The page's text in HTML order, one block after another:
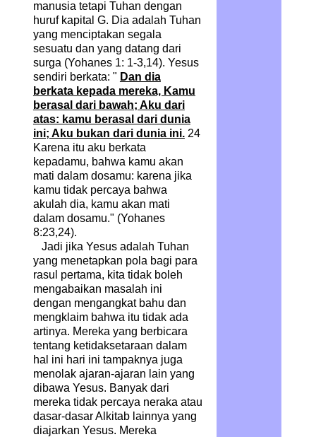
manusia tetapi Tuhan dengan
huruf kapital G. Dia adalah Tuhan
yang menciptakan segala
sesuatu dan yang datang dari
surga (Yohanes 1: 1-3,14). Yesus
sendiri berkata: " Dan dia
berkata kepada mereka, Kamu
berasal dari bawah; Aku dari
atas: kamu berasal dari dunia
ini; Aku bukan dari dunia ini.24
Karena itu aku berkata
kepadamu, bahwa kamu akan
mati dalam dosamu: karena jika
kamu tidak percaya bahwa
akulah dia, kamu akan mati
dalam dosamu." (Yohanes
8:23,24).
Jadi jika Yesus adalah Tuhan
yang menetapkan pola bagi para
rasul pertama, kita tidak boleh
mengabaikan masalah ini
dengan mengangkat bahu dan
mengklaim bahwa itu tidak ada
artinya. Mereka yang berbicara
tentang ketidaksetaraan dalam
hal ini hari ini tampaknya juga
menolak ajaran-ajaran lain yang
dibawa Yesus. Banyak dari
mereka tidak percaya neraka atau
dasar-dasar Alkitab lainnya yang
diajarkan Yesus. Mereka